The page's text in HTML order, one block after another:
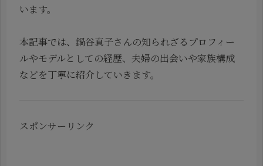
います。
本記事では、鍋谷真子さんの知られざるプロフィー
ルやモデルとしての経歴、夫婦の出会いや家族構成
などを丁寧に紹介していきます。
スポンサーリンク